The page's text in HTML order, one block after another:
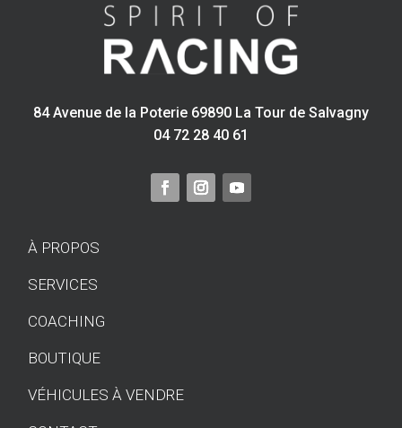
84 Avenue de la Poterie 69890 La Tour de Salvagny
04 72 28 40 61
À PROPOS
SERVICES
COACHING
BOUTIQUE
VÉHICULES À VENDRE